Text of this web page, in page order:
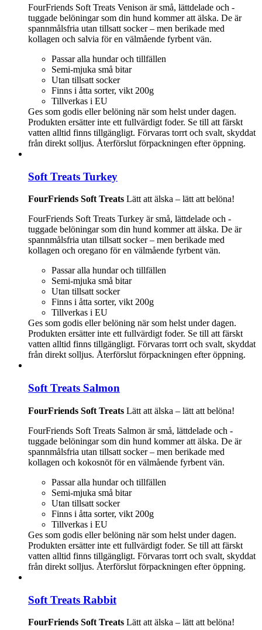
FourFriends Soft Treats Venison är små, lättdelade och -
tuggade belöningar som din hund kommer att älska. De är
spannmålsfria utan tillsatt socker – men berikade med
kollagen och salvia för en välmående fyrbent vän.
Passar alla hundar och tillfällen
Semi-mjuka små bitar
Utan tillsatt socker
Finns i åtta sorter, vikt 200g
Tillverkas i EU
Ges som godis eller belöning när som helst under dagen.
Produkten ersätter inte ett fullvärdigt foder. Se till att färskt
vatten alltid finns tillgängligt. Förvaras torrt och svalt, skyddat
från direkt solljus. Återförslut förpackningen efter öppning.
Soft Treats Turkey
FourFriends Soft Treats Lätt att älska – lätt att belöna!
FourFriends Soft Treats Turkey är små, lättdelade och -
tuggade belöningar som din hund kommer att älska. De är
spannmålsfria utan tillsatt socker – men berikade med
kollagen och oregano för en välmående fyrbent vän.
Passar alla hundar och tillfällen
Semi-mjuka små bitar
Utan tillsatt socker
Finns i åtta sorter, vikt 200g
Tillverkas i EU
Ges som godis eller belöning när som helst under dagen.
Produkten ersätter inte ett fullvärdigt foder. Se till att färskt
vatten alltid finns tillgängligt. Förvaras torrt och svalt, skyddat
från direkt solljus. Återförslut förpackningen efter öppning.
Soft Treats Salmon
FourFriends Soft Treats Lätt att älska – lätt att belöna!
FourFriends Soft Treats Salmon är små, lättdelade och -
tuggade belöningar som din hund kommer att älska. De är
spannmålsfria utan tillsatt socker – men berikade med
kollagen och kokosnöt för en välmående fyrbent vän.
Passar alla hundar och tillfällen
Semi-mjuka små bitar
Utan tillsatt socker
Finns i åtta sorter, vikt 200g
Tillverkas i EU
Ges som godis eller belöning när som helst under dagen.
Produkten ersätter inte ett fullvärdigt foder. Se till att färskt
vatten alltid finns tillgängligt. Förvaras torrt och svalt, skyddat
från direkt solljus. Återförslut förpackningen efter öppning.
Soft Treats Rabbit
FourFriends Soft Treats Lätt att älska – lätt att belöna!